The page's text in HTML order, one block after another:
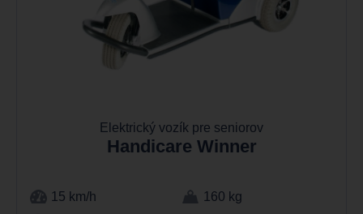
Elektrický vozík pre seniorov
Handicare Winner
15 km/h
160 kg